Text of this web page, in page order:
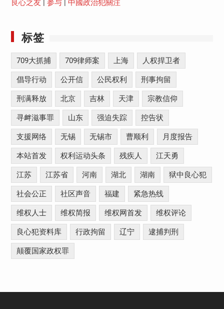
良心之友
参与| 中國政治犯關注
标签
709大抓捕 709律师案 上海 人权捍卫者
倡导行动 公开信 公民权利 刑事拘留
刑满释放 北京 吉林 天津 宗教信仰
寻衅滋事罪 山东 强迫失踪 控告状
支援网络 无锡 无锡市 曹顺利 月度报告
本站首发 权利运动头条 残疾人 江天勇
江苏 江苏省 河南 湖北 湖南 狱中良心犯
社会公正 社区声音 福建 紧急热线
维权人士 维权简报 维权网首发 维权评论
良心犯资料库 行政拘留 辽宁 逮捕判刑
颠覆国家政权罪